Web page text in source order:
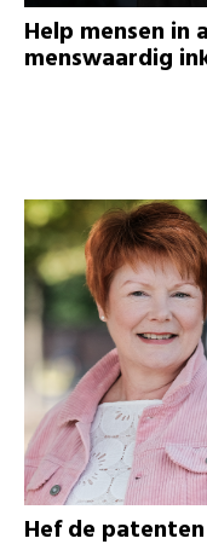
Help mensen
menswaardig
Hef de